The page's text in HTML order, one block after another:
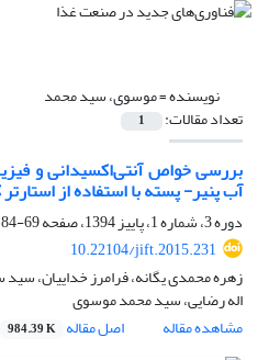
نویسنده =موسوی، سید محمد
تعداد مقالات: 1
بررسی خواص آنتی‌اکسیدانی و
آب پنیر- پسته با استفاده از
دوره 3، شماره 1، پاییز 1394، صفحه
69-84
10.22104/jift.2015.231
زهره محمدی یگانه، فرامرز خداییان،
اله رضایی، سید محمد موسوی
مشاهده مقاله
اصل مقاله 984.39 K